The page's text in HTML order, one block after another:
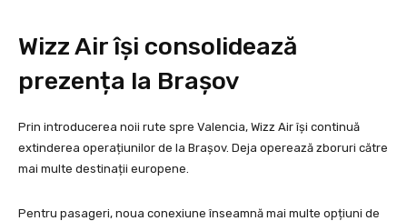
Wizz Air își consolidează
prezența la Brașov
Prin introducerea noii rute spre Valencia, Wizz Air își continuă
extinderea operațiunilor de la Brașov. Deja operează zboruri către
mai multe destinații europene.
Pentru pasageri, noua conexiune înseamnă mai multe opțiuni de